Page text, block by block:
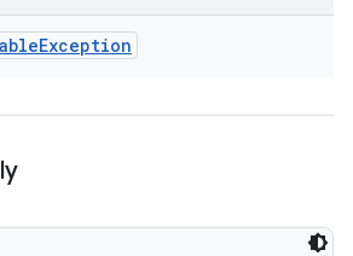
Exception